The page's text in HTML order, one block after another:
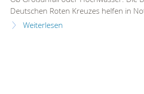
Deutschen Roten Kreuzes helfen in
Weiterlesen